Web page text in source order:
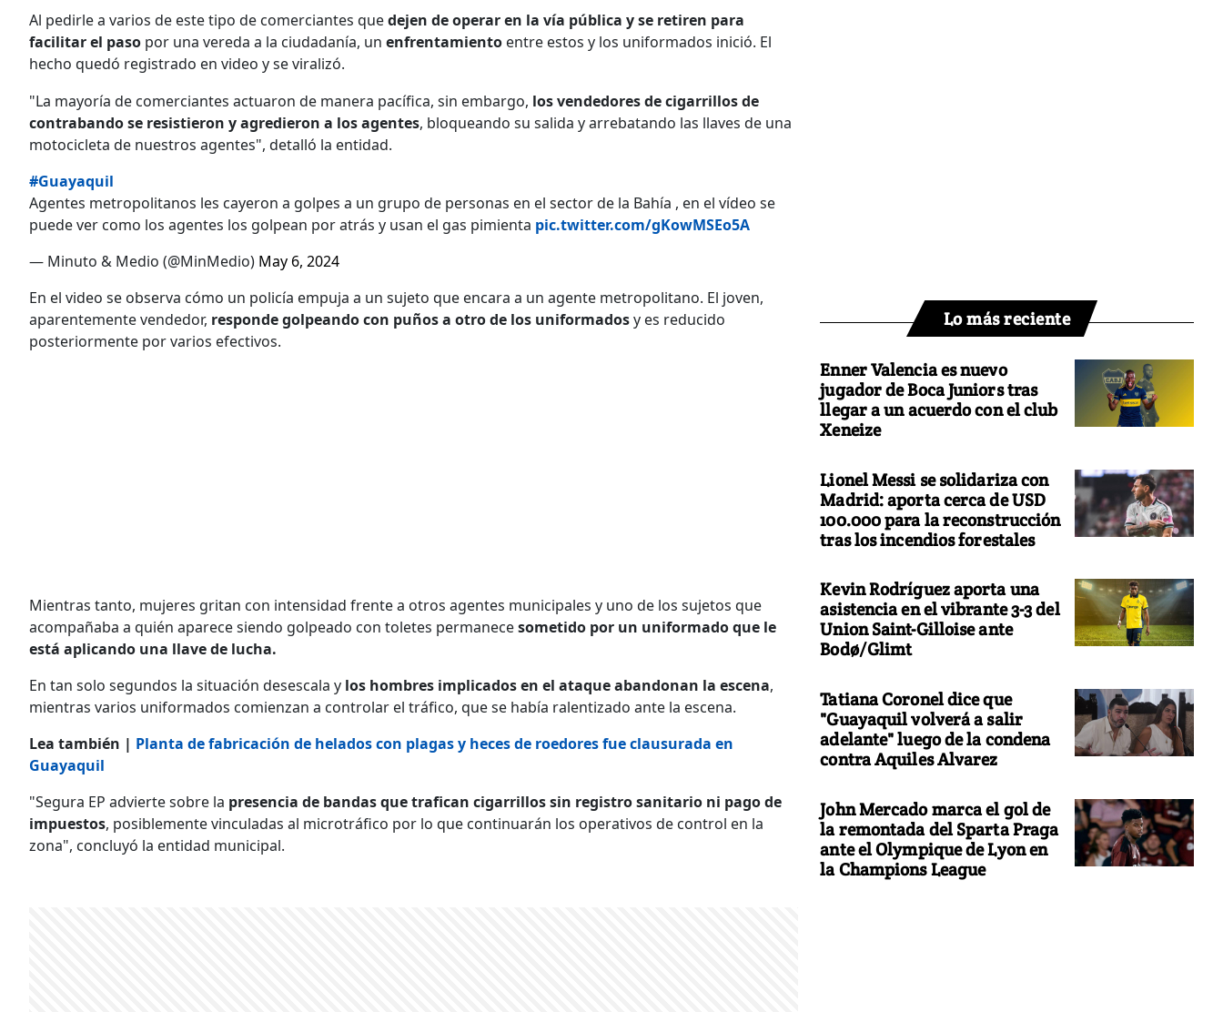
Al pedirle a varios de este tipo de comerciantes quedejen de operar en la vía pública y se retiren para
facilitar el paso por una vereda a la ciudadanía, un enfrentamiento entre estos y los uniformados inició. El
hecho quedó registrado en video y se viralizó.
"La mayoría de comerciantes actuaron de manera pacífica, sin embargo, los vendedores de cigarrillos de
contrabando se resistieron y agredieron a los agentes, bloqueando su salida y arrebatando las llaves de una
motocicleta de nuestros agentes", detalló la entidad.
#Guayaquil
Agentes metropolitanos les cayeron a golpes a un grupo de personas en el sector de la Bahía , en el vídeo se
puede ver como los agentes los golpean por atrás y usan el gas pimienta pic.twitter.com/gKowMSEo5A
— Minuto & Medio (@MinMedio) May 6, 2024
En el video se observa cómo un policía empuja a un sujeto que encara a un agente metropolitano. El joven,
aparentemente vendedor, responde golpeando con puños a otro de los uniformadosy es reducido
posteriormente por varios efectivos.
Mientras tanto, mujeres gritan con intensidad frente a otros agentes municipales y uno de los sujetos que
acompañaba a quién aparece siendo golpeado con toletes permanecesometido por un uniformado que le
está aplicando una llave de lucha.
En tan solo segundos la situación desescala y los hombres implicados en el ataque abandonan la escena,
mientras varios uniformados comienzan a controlar el tráfico, que se había ralentizado ante la escena.
Lea también | Planta de fabricación de helados con plagas y heces de roedores fue clausurada en
Guayaquil
"Segura EP advierte sobre la presencia de bandas que trafican cigarrillos sin registro sanitario ni pago de
impuestos, posiblemente vinculadas al microtráfico por lo que continuarán los operativos de control en la
zona", concluyó la entidad municipal.
Lo más reciente
Enner Valencia es nuevo
jugador de Boca Juniors tras
llegar a un acuerdo con el club
Xeneize
Lionel Messi se solidariza con
Madrid: aporta cerca de USD
100.000 para la reconstrucción
tras los incendios forestales
Kevin Rodríguez aporta una
asistencia en el vibrante 3-3 del
Union Saint-Gilloise ante
Bodø/Glimt
Tatiana Coronel dice que
"Guayaquil volverá a salir
adelante" luego de la condena
contra Aquiles Alvarez
John Mercado marca el gol de
la remontada del Sparta Praga
ante el Olympique de Lyon en
la Champions League